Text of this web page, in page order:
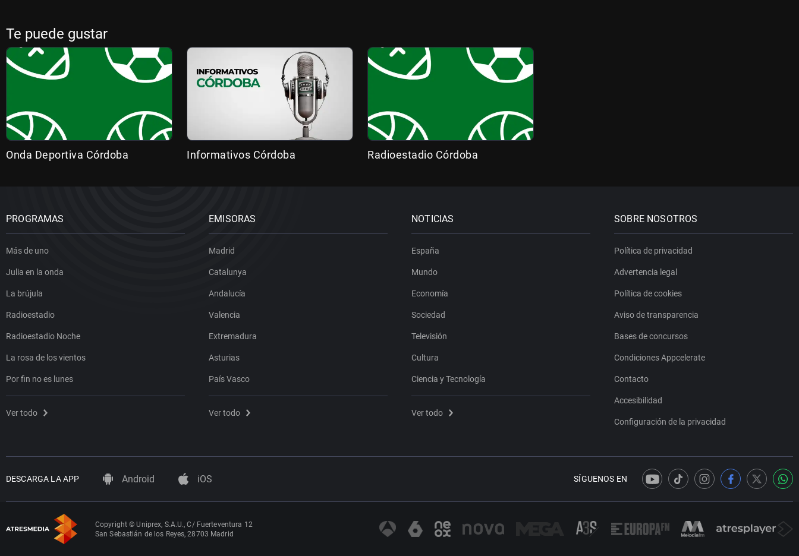
Te puede gustar
Onda Deportiva Córdoba Informativos Córdoba Radioestadio Córdoba
PROGRAMAS
Más de uno
Julia en la onda
La brújula
Radioestadio
Radioestadio Noche
La rosa de los vientos
Por fin no es lunes
Ver todo
EMISORAS
Madrid
Catalunya
Andalucía
Valencia
Extremadura
Asturias
País Vasco
Ver todo
NOTICIAS
España
Mundo
Economía
Sociedad
Televisión
Cultura
Ciencia y Tecnología
Ver todo
SOBRE NOSOTROS
Política de privacidad
Advertencia legal
Política de cookies
Aviso de transparencia
Bases de concursos
Condiciones Appcelerate
Contacto
Accesibilidad
Configuración de la privacidad
DESCARGA LA APP Android iOS SÍGUENOS EN
Copyright © Uniprex, S.A.U., C/ Fuerteventura 12
San Sebastián de los Reyes, 28703 Madrid